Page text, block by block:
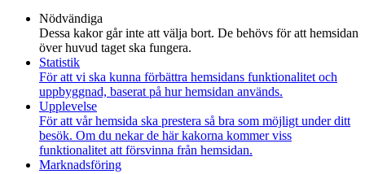
Nödvändiga
Dessa kakor går inte att välja bort. De behövs för att hemsidan
över huvud taget ska fungera.
Statistik
För att vi ska kunna förbättra hemsidans funktionalitet och
uppbyggnad, baserat på hur hemsidan används.
Upplevelse
För att vår hemsida ska prestera så bra som möjligt under ditt
besök. Om du nekar de här kakorna kommer viss
funktionalitet att försvinna från hemsidan.
Marknadsföring